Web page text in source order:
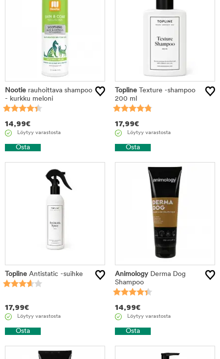
Nootie rauhoittava shampoo
- kurkku meloni
14,99€
Löytyy varastosta
Osta
Topline Texture -shampoo
200 ml
17,99€
Löytyy varastosta
Osta
Topline Antistatic -suihke
17,99€
Löytyy varastosta
Osta
Animology Derma Dog
Shampoo
14,99€
Löytyy varastosta
Osta